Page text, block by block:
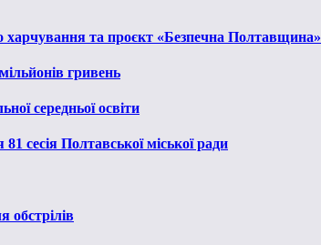
та проєкт «Безпечна Полтавщина»
гривень
середньої освіти
сесія Полтавської міської ради
обстрілів